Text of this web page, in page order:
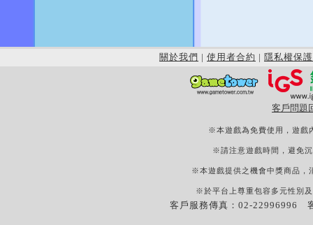
關於我們 | 使用者合約 | 隱私權保護
客戶問題
※本遊戲為免費使用，遊戲
※請注意遊戲時間，避免
※本遊戲提供之機會中獎商品，
※於平台上尊重包容多元性別
客戶服務傳真：02-22996996